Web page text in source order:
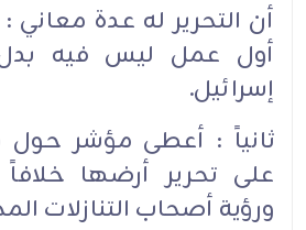
أن التحرير له عدة معاني :
أول عمل ليس فيه
إسرائيل.
ثانياً : أعطى مؤشر حول
على تحرير أرضها خلافاً
ورؤية أصحاب التنازلات